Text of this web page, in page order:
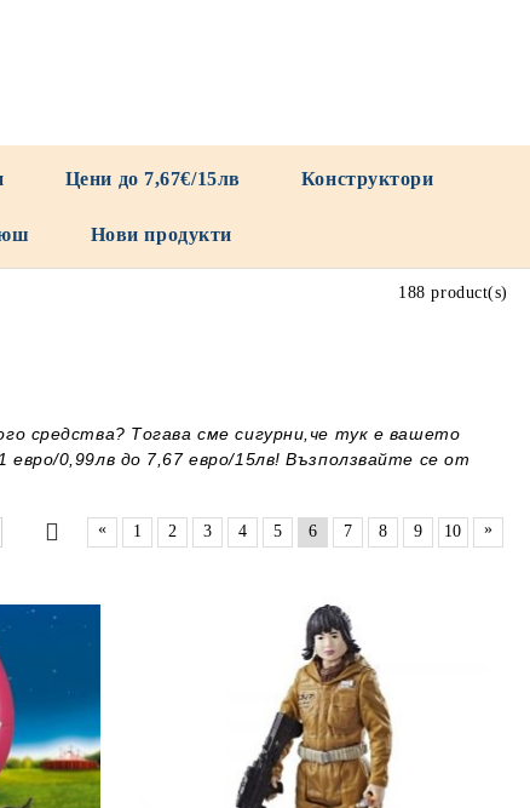
Цени до 7,67€/15лв Конструктори
Нови продукти
средства? Тогава сме сигурни,че тук е вашето
0,99лв до 7,67 евро/15лв! Възползвайте се от
188 product(s)
« 1 2 3 4 5 6 7 8 9 10 »